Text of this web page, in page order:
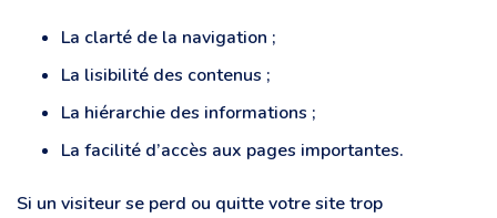
La clarté de la navigation ;
La lisibilité des contenus ;
La hiérarchie des informations ;
La facilité d’accès aux pages importantes.
Si un visiteur se perd ou quitte votre site trop